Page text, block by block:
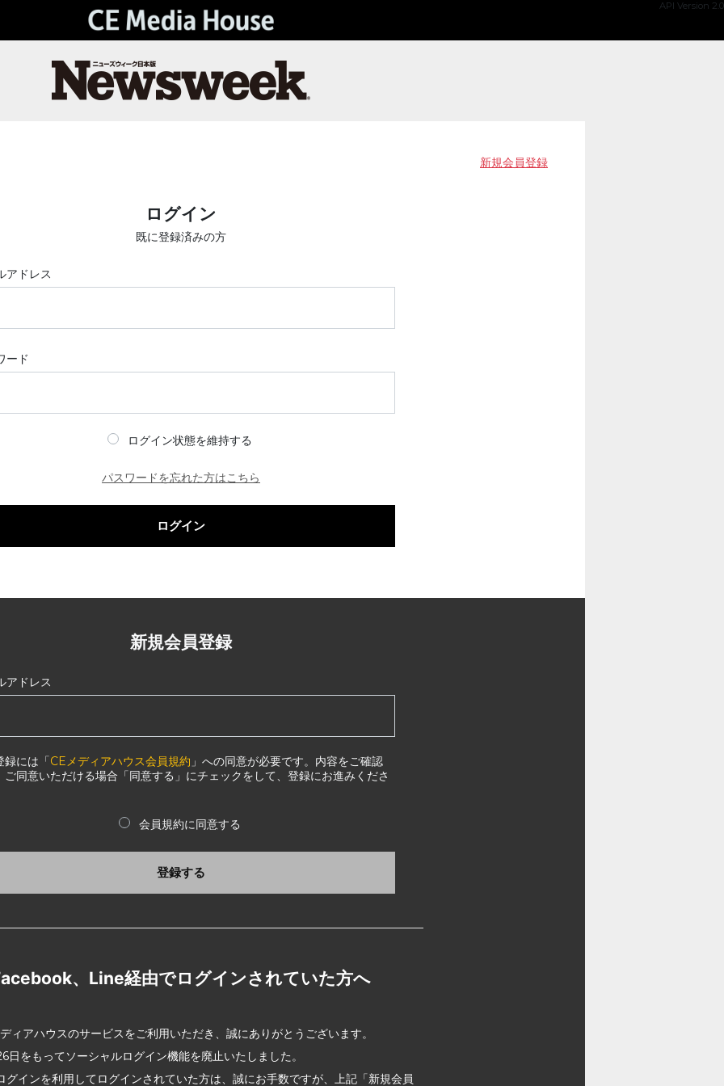
API Version 2.0
新規会員登録
ログイン
既に登録済みの方
アドレス
ード
ログイン状態を維持する
パスワードを忘れた方はこちら
ログイン
新規会員登録
アドレス
録には「CEメディアハウス会員規約 」への同意が必要です。内容をご確認
ご同意いただける場合「同意する」にチェックをして、登録にお進みくださ
会員規約に同意する
登録する
、Line経由でログインされていた方へ
ィアハウスのサービスをご利用いただき、誠にありがとうございます。
日をもってソーシャルログイン機能を廃止いたしました。
グインを利用してログインされていた方は、誠にお手数ですが、上記「新規会員